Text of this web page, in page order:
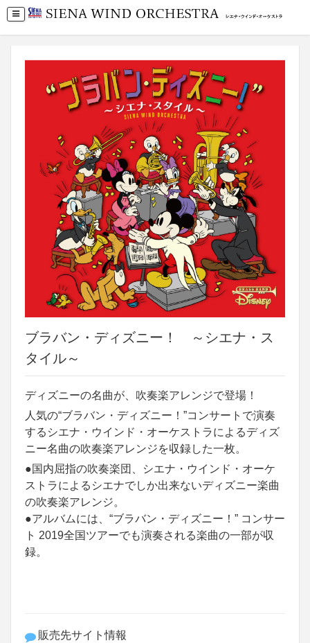
ブラバン・ディズニー！ ～シエナ・ス
タイル～
ディズニーの名曲が、吹奏楽アレンジで登場！
人気の“ブラバン・ディズニー！”コンサートで演奏
するシエナ・ウインド・オーケストラによるディズ
ニー名曲の吹奏楽アレンジを収録した一枚。
●国内屈指の吹奏楽団、シエナ・ウインド・オーケ
ストラによるシエナでしか出来ないディズニー楽曲
の吹奏楽アレンジ。
●アルバムには、“ブラバン・ディズニー！” コンサー
ト 2019全国ツアーでも演奏される楽曲の一部が収
録。
販売先サイト情報